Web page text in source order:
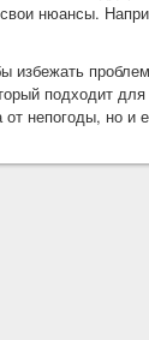
нюансы.
избежать
подходит
непогоды, но и